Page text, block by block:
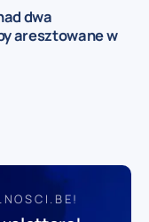
dwa
aresztowane w